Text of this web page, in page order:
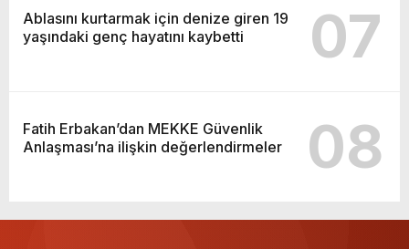
Ablasını kurtarmak için denize giren 19
yaşındaki genç hayatını kaybetti
07
Fatih Erbakan’dan MEKKE Güvenlik
Anlaşması’na ilişkin değerlendirmeler
08